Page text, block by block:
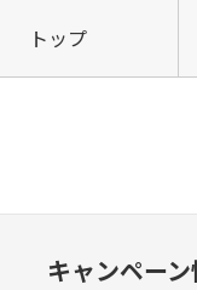
トップ
キャンペーン